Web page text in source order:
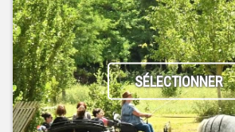
SÉLECTIONNER